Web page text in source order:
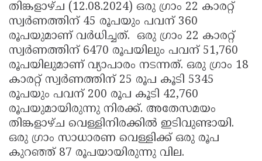
തിങ്കളാഴ്ച (12.08.2024) ഒരു ഗ്രാം 22 കാരറ്റ്
സ്വര്‍ണത്തിന് 45 രൂപയും പവന് 360
രൂപയുമാണ് വർധിച്ചത്. ഒരു ഗ്രാം 22 കാരറ്റ്
സ്വര്‍ണത്തിന് 6470 രൂപയിലും പവന് 51,760
രൂപയിലുമാണ് വ്യാപാരം നടന്നത്. ഒരു ഗ്രാം 18
കാരറ്റ് സ്വര്‍ണത്തിന് 25 രൂപ കൂടി 5345
രൂപയും പവന് 200 രൂപ കൂടി 42,760
രൂപയുമായിരുന്നു നിരക്ക്. അതേസമയം
തിങ്കളാഴ്ച വെള്ളിനിരക്കിൽ ഇടിവുണ്ടായി.
ഒരു ഗ്രാം സാധാരണ വെള്ളിക്ക് ഒരു രൂപ
കുറഞ്ഞ് 87 രൂപയായിരുന്നു വില.